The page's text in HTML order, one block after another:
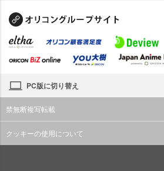
PC版に切り替え
禁無断複写転載
クッキーの使用について